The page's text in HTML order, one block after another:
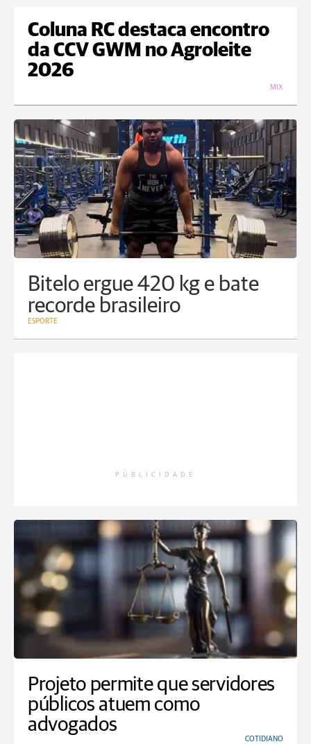
Coluna RC destaca encontro
da CCV GWM no Agroleite
2026
MIX
Bitelo ergue 420 kg e bate
recorde brasileiro
ESPORTE
PUBLICIDADE
Projeto permite que servidores
públicos atuem como
advogados
COTIDIANO